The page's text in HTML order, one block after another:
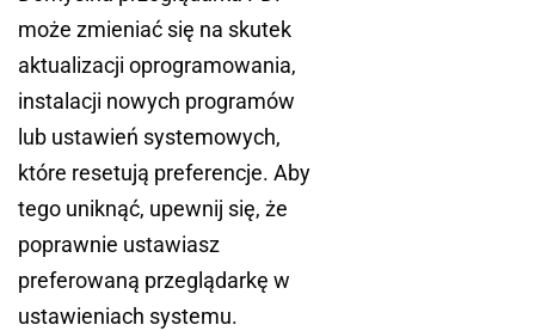
może zmieniać się na skutek
aktualizacji oprogramowania,
instalacji nowych programów
lub ustawień systemowych,
które resetują preferencje. Aby
tego uniknąć, upewnij się, że
poprawnie ustawiasz
preferowaną przeglądarkę w
ustawieniach systemu.